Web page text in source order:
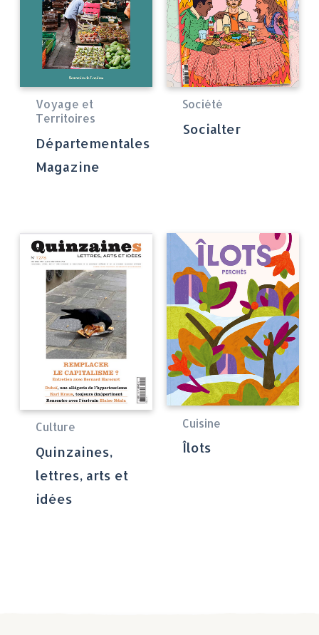
Voyage et
Territoires
Départementales
Magazine
Société
Socialter
Culture
Quinzaines,
lettres, arts et
idées
Cuisine
Îlots